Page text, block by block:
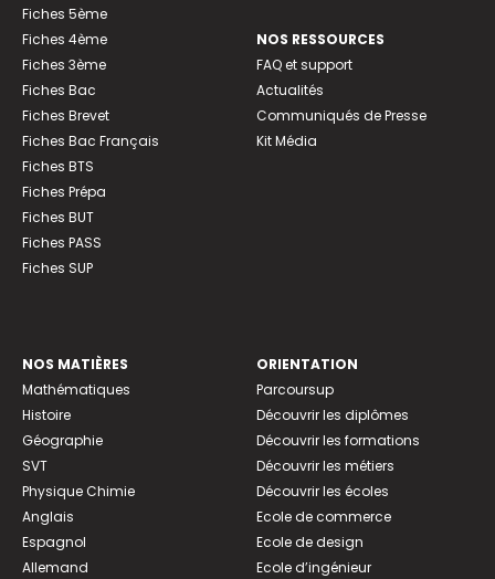
Fiches 5ème
Fiches 4ème
Fiches 3ème
Fiches Bac
Fiches Brevet
Fiches Bac Français
Fiches BTS
Fiches Prépa
Fiches BUT
Fiches PASS
Fiches SUP
NOS RESSOURCES
FAQ et support
Actualités
Communiqués de Presse
Kit Média
NOS MATIÈRES
Mathématiques
Histoire
Géographie
SVT
Physique Chimie
Anglais
Espagnol
Allemand
ORIENTATION
Parcoursup
Découvrir les diplômes
Découvrir les formations
Découvrir les métiers
Découvrir les écoles
Ecole de commerce
Ecole de design
Ecole d’ingénieur